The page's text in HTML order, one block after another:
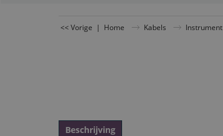
<< Vorige | Home Kabels Instrument
Beschrijving